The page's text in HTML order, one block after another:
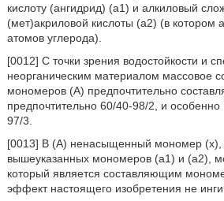
кислоту (ангидрид) (a1) и алкиловый
(мет)акриловой кислоты (a2) (в котором
атомов углерода).
[0012] С точки зрения водостойкости и
неорганическим материалом массовое
мономеров (A) предпочтительно
предпочтительно 60/40-98/2, и
97/3.
[0013] В (A) ненасыщенный мономер (x),
вышеуказанных мономеров (a1) и (a2),
который является составляющим
эффект настоящего изобретения не